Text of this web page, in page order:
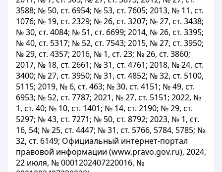
3588; № 50, ст. 6954; № 53, ст. 7605; 2013, № 11, ст.
1076; № 19, ст. 2329; № 26, ст. 3207; № 27, ст. 3438;
№ 30, ст. 4084; № 51, ст. 6699; 2014, № 26, ст. 3395;
№ 40, ст. 5317; № 52, ст. 7543; 2015, № 27, ст. 3950;
№ 29, ст. 4357; 2016, № 1, ст. 23; № 26, ст. 3860;
2017, № 18, ст. 2661; № 31, ст. 4761; 2018, № 24, ст.
3400; № 27, ст. 3950; № 31, ст. 4852; № 32, ст. 5100,
5115; 2019, № 6, ст. 463; № 30, ст. 4151; № 49, ст.
6953; № 52, ст. 7787; 2021, № 27, ст. 5151; 2022, №
1, ст. 40; № 10, ст. 1401; № 14, ст. 2190; № 29, ст.
5297; № 43, ст. 7271; № 50, ст. 8792; 2023, № 1, ст.
16, 54; № 25, ст. 4447; № 31, ст. 5766, 5784, 5785; №
32, ст. 6149; Официальный интернет-портал
правовой информации (www.pravo.gov.ru), 2024,
22 июля, № 0001202407220016, №